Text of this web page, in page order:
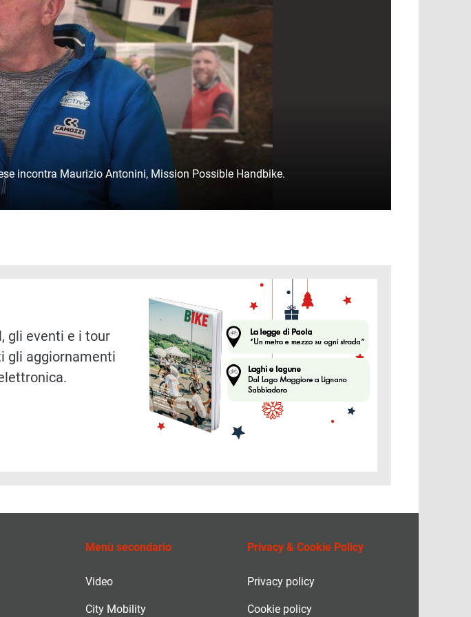
incontra Maurizio Antonini, Mission Possible Handbike.
gli eventi e i tour
gli aggiornamenti
Menù secondario
Video
City Mobility
Privacy & Cookie Policy
Privacy policy
Cookie policy